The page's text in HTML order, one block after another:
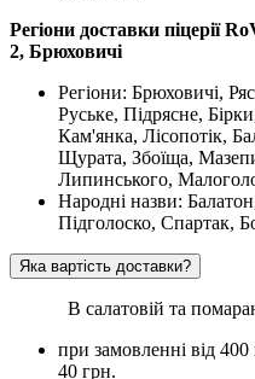
Регіони доставки піцерії
2, Брюховичі
Регіони: Брюховичі,
Руське, Підрясне,
Кам'янка, Лісопотік,
Щурата, Збоїща,
Липинського,
Народні назви:
Підголоско, Спартак,
Яка вартість доставки?
В салатовій та
при замовленні вiд 400
40 грн.